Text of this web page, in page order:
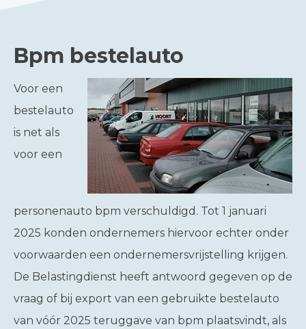
Bpm bestelauto
Voor een
bestelauto
is net als
voor een
personenauto bpm verschuldigd. Tot 1 januari
2025 konden ondernemers hiervoor echter onder
voorwaarden een ondernemersvrijstelling krijgen.
De Belastingdienst heeft antwoord gegeven op de
vraag of bij export van een gebruikte bestelauto
van vóór 2025 teruggave van bpm plaatsvindt, als